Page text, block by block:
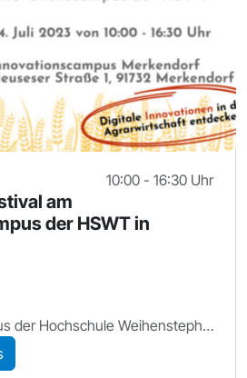
10:00 - 16:30 Uhr
am
der HSWT in
Innovationscampus der Hochschule Weihenstephan-Triesdorf